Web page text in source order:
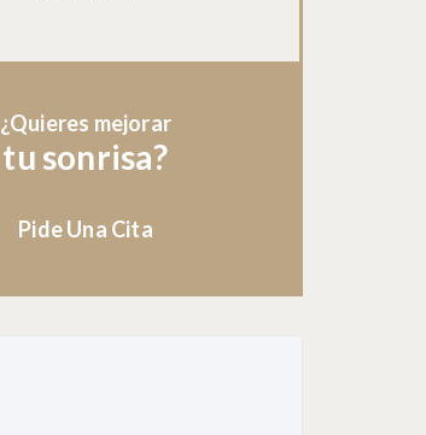
¿Quieres mejorar
tu sonrisa?
Pide Una Cita